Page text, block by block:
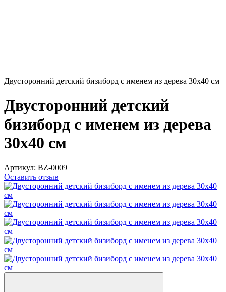
Двусторонний детский бизиборд с именем из дерева 30х40 см
Двусторонний детский
бизиборд с именем из дерева
30х40 см
Артикул: BZ-0009
Оставить отзыв